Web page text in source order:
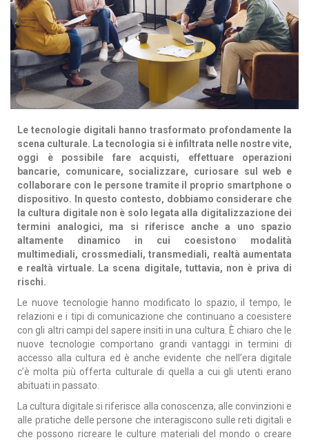
Le tecnologie digitali hanno trasformato profondamente la
scena culturale. La tecnologia si è infiltrata nelle nostre vite,
oggi è possibile fare acquisti, effettuare operazioni
bancarie, comunicare, socializzare, curiosare sul web e
collaborare con le persone tramite il proprio smartphone o
dispositivo. In questo contesto, dobbiamo considerare che
la cultura digitale non è solo legata alla digitalizzazione dei
termini analogici, ma si riferisce anche a uno spazio
altamente dinamico in cui coesistono modalità
multimediali, crossmediali, transmediali, realtà aumentata
e realtà virtuale. La scena digitale, tuttavia, non è priva di
rischi.
Le nuove tecnologie hanno modificato lo spazio, il tempo, le
relazioni e i tipi di comunicazione che continuano a coesistere
con gli altri campi del sapere insiti in una cultura. È chiaro che le
nuove tecnologie comportano grandi vantaggi in termini di
accesso alla cultura ed è anche evidente che nell’era digitale
c’è molta più offerta culturale di quella a cui gli utenti erano
abituati in passato.
La cultura digitale si riferisce alla conoscenza, alle convinzioni e
alle pratiche delle persone che interagiscono sulle reti digitali e
che possono ricreare le culture materiali del mondo o creare